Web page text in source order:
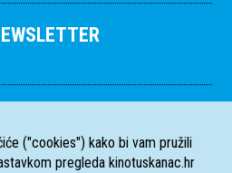
("cookies") kako bi vam pružili
pregleda kinotuskanac.hr